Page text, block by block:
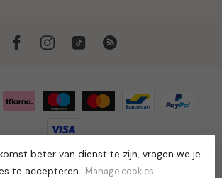
Muze the Store- Powered by Lightspeed-
Theme byDyvelopment
beter van dienst te zijn, vragen we je
te accepteren
Manage cookies